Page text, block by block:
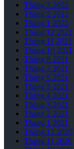
Tháng 3 2022
Tháng 2 2022
Tháng 1 2022
Tháng 12 2021
Tháng 11 2021
Tháng 10 2021
Tháng 8 2021
Tháng 7 2021
Tháng 6 2021
Tháng 5 2021
Tháng 4 2021
Tháng 3 2021
Tháng 2 2021
Tháng 1 2021
Tháng 12 2020
Tháng 11 2020